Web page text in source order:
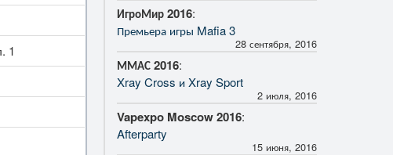
1
ИгроМир 2016:
Премьера игры Mafia 3
28 сентября, 2016
ММАС 2016:
Xray Cross и Xray Sport
2 июля, 2016
Vapexpo Moscow 2016:
Afterparty
15 июня, 2016